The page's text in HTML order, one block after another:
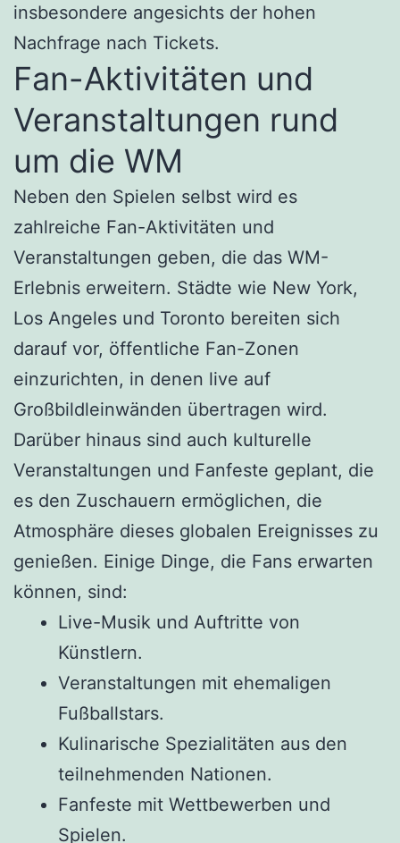
insbesondere angesichts der hohen
Nachfrage nach Tickets.
Fan-Aktivitäten und
Veranstaltungen rund
um die WM
Neben den Spielen selbst wird es
zahlreiche Fan-Aktivitäten und
Veranstaltungen geben, die das WM-
Erlebnis erweitern. Städte wie New York,
Los Angeles und Toronto bereiten sich
darauf vor, öffentliche Fan-Zonen
einzurichten, in denen live auf
Großbildleinwänden übertragen wird.
Darüber hinaus sind auch kulturelle
Veranstaltungen und Fanfeste geplant, die
es den Zuschauern ermöglichen, die
Atmosphäre dieses globalen Ereignisses zu
genießen. Einige Dinge, die Fans erwarten
können, sind:
Live-Musik und Auftritte von
Künstlern.
Veranstaltungen mit ehemaligen
Fußballstars.
Kulinarische Spezialitäten aus den
teilnehmenden Nationen.
Fanfeste mit Wettbewerben und
Spielen.